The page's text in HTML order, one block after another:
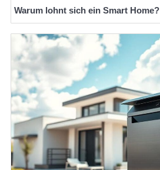
Warum lohnt sich ein Smart Home?